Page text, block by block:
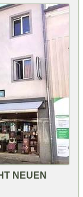
NEUEN